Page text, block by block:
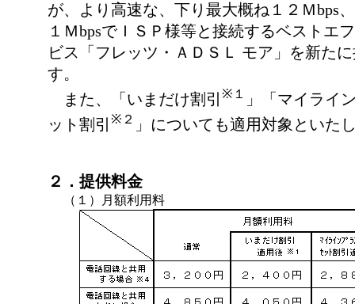
が、より高速な、下り最大概ね１２Ｍbps
１ＭbpsでＩＳＰ様等と接続するベストエ
ビス「フレッツ・ＡＤＳＬ モア」を新た
す。
また、「いまだけ割引 ※１
」「マイライ
ット割引 ※２ 」についても適用対象といた
２．提供料金
（１）月額利用料